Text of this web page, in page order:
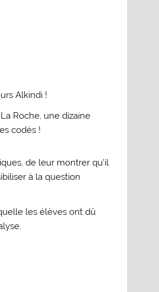
Alkindi !
Roche, une dizaine
codés !
de leur montrer qu’il
à la question
les élèves ont dû